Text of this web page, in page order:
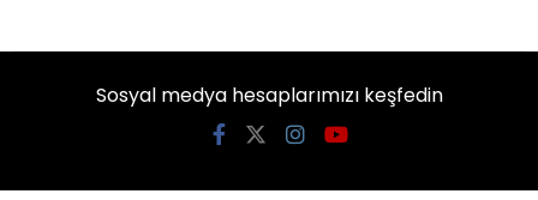
Sosyal medya hesaplarımızı keşfedin